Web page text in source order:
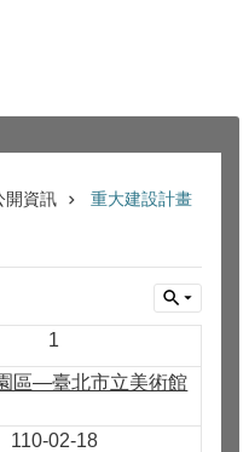
開資訊 重大建設計畫
1
區—臺北市立美術館
110-02-18